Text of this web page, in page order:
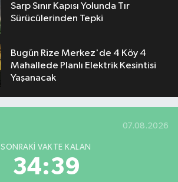
Sarp Sınır Kapısı Yolunda Tır
Sürücülerinden Tepki
Bugün Rize Merkez'de 4 Köy 4
Mahallede Planlı Elektrik Kesintisi
Yaşanacak
07.08.2026
SONRAKI VAKTE KALAN
34:38